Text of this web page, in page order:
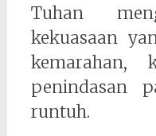
Tuhan
kekuasaan
kemarahan,
penindasan
runtuh.